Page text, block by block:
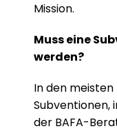
Mission.
Muss eine
werden?
In den
Subventionen,
der BAFA-